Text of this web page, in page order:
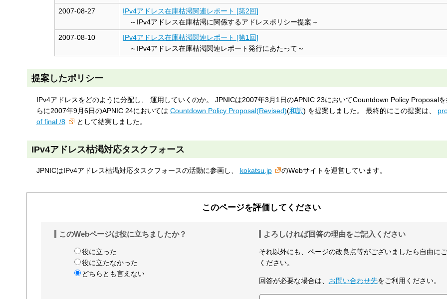
2007-08-27
IPv4アドレス在庫枯渇関連レポート [第2回]
～IPv4アドレス在庫枯渇に関係するアドレスポリシー提案～
2007-08-10
IPv4アドレス在庫枯渇関連レポート [第1回]
～IPv4アドレス在庫枯渇関連レポート発行にあたって～
提案したポリシー
IPv4アドレスをどのように分配し、 運用していくのか。 JPNICは2007年3月1日のAPNIC 23においてCountdown Policy Proposal
らに2007年9月6日のAPNIC 24においては Countdown Policy Proposal(Revised)(和訳) を提案しました。 最終的にこの提案は、
of final /8
として結実しました。
IPv4アドレス枯渇対応タスクフォース
JPNICはIPv4アドレス枯渇対応タスクフォースの活動に参画し、 kokatsu.jp のWebサイトを運営しています。
このページを評価してください
このWebページは役に立ちましたか？
役に立った
役に立たなかった
どちらとも言えない
よろしければ回答の理由をご記入ください
それ以外にも、ページの改良点等がございましたら自由に
ください。
回答が必要な場合は、 お問い合わせ先をご利用ください。